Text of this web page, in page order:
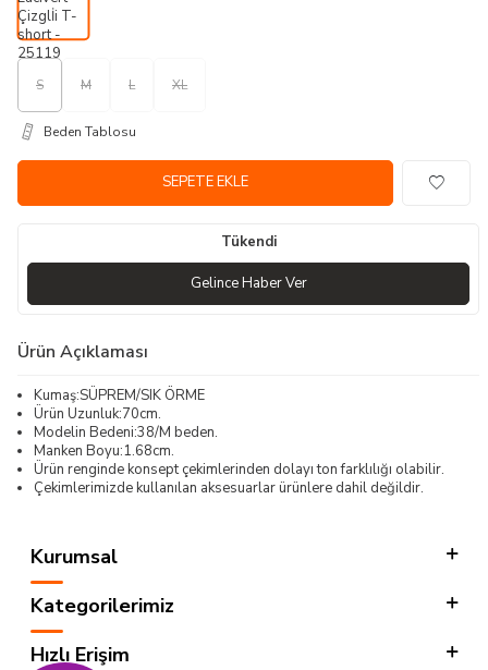
S M L XL
Beden Tablosu
SEPETE EKLE
Tükendi
Gelince Haber Ver
Ürün Açıklaması
Kumaş:SÜPREM/SIK ÖRME
Ürün Uzunluk:70cm.
Modelin Bedeni:38/M beden.
Manken Boyu:1.68cm.
Ürün renginde konsept çekimlerinden dolayı ton farklılığı olabilir.
Çekimlerimizde kullanılan aksesuarlar ürünlere dahil değildir.
Kurumsal
Kategorilerimiz
Hızlı Erişim